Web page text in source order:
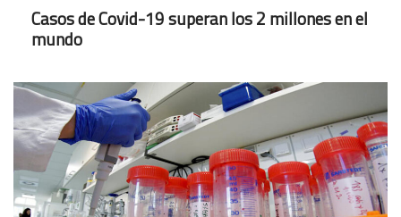
Casos de Covid-19 superan los 2 millones en el
mundo